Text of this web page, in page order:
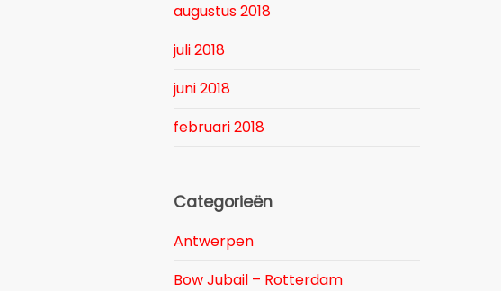
augustus 2018
juli 2018
juni 2018
februari 2018
Categorieën
Antwerpen
Bow Jubail – Rotterdam